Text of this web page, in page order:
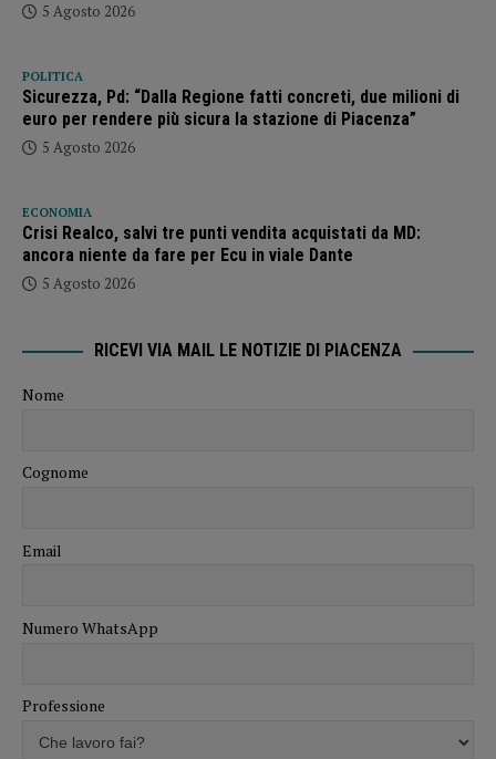
5 Agosto 2026
POLITICA
Sicurezza, Pd: “Dalla Regione fatti concreti, due milioni di
euro per rendere più sicura la stazione di Piacenza”
5 Agosto 2026
ECONOMIA
Crisi Realco, salvi tre punti vendita acquistati da MD:
ancora niente da fare per Ecu in viale Dante
5 Agosto 2026
RICEVI VIA MAIL LE NOTIZIE DI PIACENZA
Nome
Cognome
Email
Numero WhatsApp
Professione